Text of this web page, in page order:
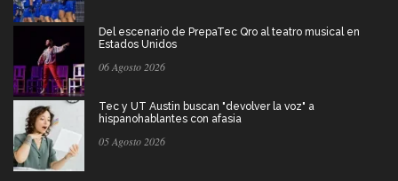
Del escenario de PrepaTec Qro al teatro musical en
Estados Unidos
06 Agosto 2026
Tec y UT Austin buscan "devolver la voz" a
hispanohablantes con afasia
05 Agosto 2026